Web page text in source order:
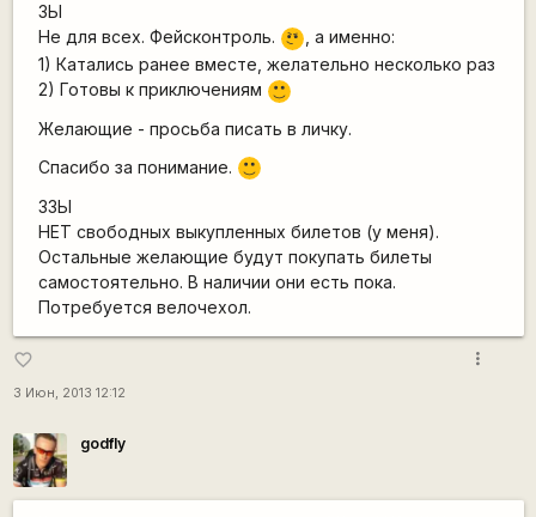
ЗЫ
Не для всех. Фейсконтроль.
\m
/
, а именно:
1) Катались ранее вместе, желательно несколько раз
2) Готовы к приключениям
:)
Желающие - просьба писать в личку.
Спасибо за понимание.
:)
ЗЗЫ
НЕТ свободных выкупленных билетов (у меня).
Остальные желающие будут покупать билеты
самостоятельно. В наличии они есть пока.
Потребуется велочехол.
favorite_border
3 Июн, 2013 12:12
more_vert
godfly